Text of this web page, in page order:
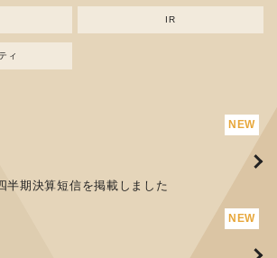
IR
ィ
期決算短信を掲載しました
機 販売開始のお知らせ
014を掲載しました
ご案内 ※終了しました
期決算短信を掲載しました
の職場体験を実施しました